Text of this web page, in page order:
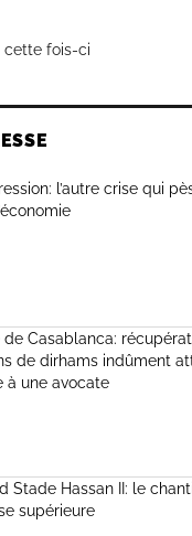
cette fois-ci
l’autre crise qui
de Casablanca:
de dirhams indûment
à une avocate
Stade Hassan II: le
supérieure